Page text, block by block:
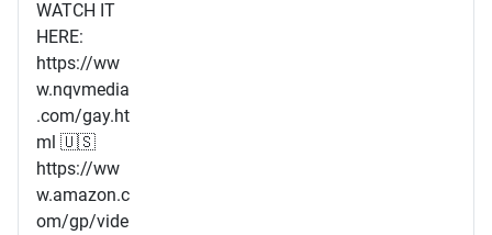
WATCH IT
HERE:
https://ww
w.nqvmedia
.com/gay.ht
ml 🇺🇸
https://ww
w.amazon.c
om/gp/vide